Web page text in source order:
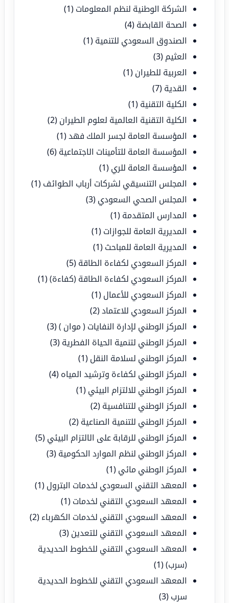
الشركة الوطنية لنظم المعلومات (1)
الصحة القابضة (4)
الصندوق السعودي للتنمية (1)
العثيم (3)
العربية للطيران (1)
القدية (7)
الكلية التقنية (1)
الكلية التقنية العالمية لعلوم الطيران (2)
المؤسسة العامة لجسر الملك فهد(1)
المؤسسة العامة للتأمينات الاجتماعية (6)
المؤسسة العامة للري (1)
المجلس التنسيقي لشركات أرباب الطوائف (1)
المجلس الصحي السعودي (3)
المدارس المتقدمة (1)
المديرية العامة للجوازات (1)
المديرية العامة للمباحث (1)
المركز السعودي لكفاءة الطاقة (5)
المركز السعودي لكفاءة الطاقة (كفاءة)(1)
المركز السعودي للأعمال (1)
المركز السعودي للاعتماد(2)
المركز الوطني لإدارة النفايات ( موان )(3)
المركز الوطني لتنمية الحياة الفطرية (3)
المركز الوطني لسلامة النقل (1)
المركز الوطني لكفاءة وترشيد المياه (4)
المركز الوطني للالتزام البيئي (1)
المركز الوطني للتنافسية (2)
المركز الوطني للتنمية الصناعية (2)
المركز الوطني للرقابة على الالتزام البيئي (5)
المركز الوطني لنظم الموارد الحكومية (3)
المركز الوطني مائي (1)
المعهد التقني السعودي لخدمات البترول (1)
المعهد السعودي التقني لخدمات (1)
المعهد السعودي التقني لخدمات الكهرباء (2)
المعهد السعودي التقني للتعدين (3)
المعهد السعودي التقني للخطوط الحديدية
(سرب)(1)
المعهد السعودي التقني للخطوط الحديدية
سرب (3)